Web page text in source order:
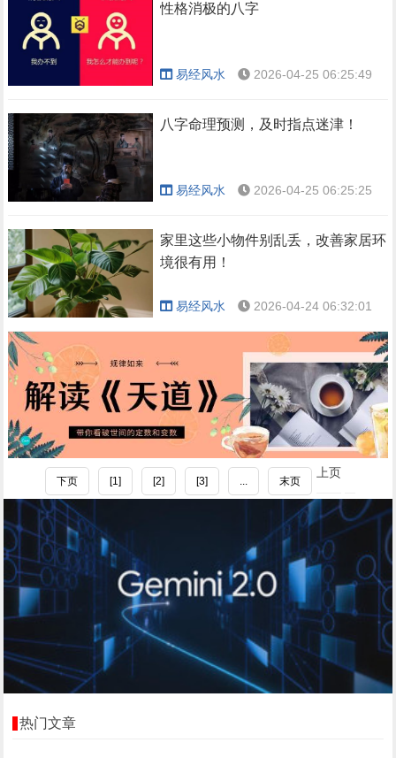
性格消极的八字
易经风水 2026-04-25 06:25:49
八字命理预测，及时指点迷津！
易经风水 2026-04-25 06:25:25
家里这些小物件别乱丢，改善家居环
境很有用！
易经风水 2026-04-24 06:32:01
上页
下页 [1] [2] [3] ... 末页
热门文章